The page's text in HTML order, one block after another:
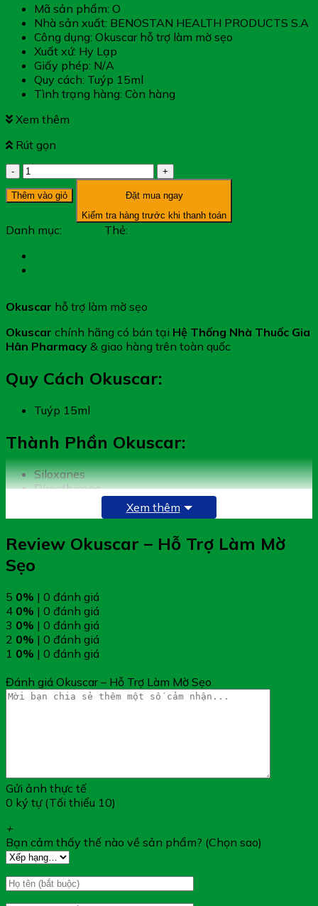
Mã sản phẩm: O
Nhà sản xuất: BENOSTAN HEALTH PRODUCTS S.A
Công dụng: Okuscar hỗ trợ làm mờ sẹo
Xuất xứ: Hy Lạp
Giấy phép: N/A
Quy cách: Tuýp 15ml
Tình trạng hàng: Còn hàng
Xem thêm
Rút gọn
Okuscar
-
Hỗ
Làm
Sẹo
số
Thêm vào giỏ
Đặt mua ngay
Kiểm tra hàng trước khi thanh toán
Danh mục: Thẻ:
Okuscar hỗ trợ làm mờ sẹo
Okuscar chính hãng có bán tại Hệ Thống Nhà Thuốc Gia
Hân Pharmacy & giao hàng trên toàn quốc
Quy Cách Okuscar:
Tuýp 15ml
Thành Phần Okuscar:
Siloxanes
Dimethicone
Ascorbyl PalmitateXem thêm
Review Okuscar – Hỗ Trợ Làm Mờ
Sẹo
5 0% | 0 đánh giá
4 0% | 0 đánh giá
3 0% | 0 đánh giá
2 0% | 0 đánh giá
1 0% | 0 đánh giá
Đánh giá Okuscar – Hỗ Trợ Làm Mờ Sẹo
Gửi ảnh thực tế
0 ký tự (Tối thiểu 10)
+
Bạn cảm thấy thế nào về sản phẩm? (Chọn sao)